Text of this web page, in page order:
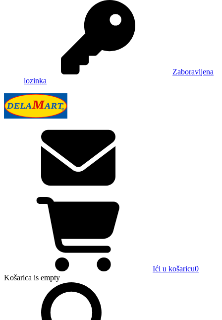
Zaboravljena
lozinka
Ići u košaricu0
Košarica is empty